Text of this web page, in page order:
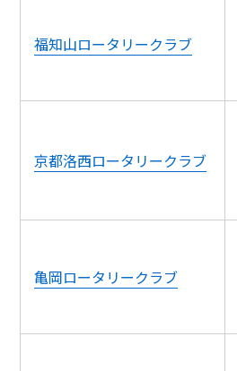
福知山ロータリークラブ
京都洛西ロータリークラブ
亀岡ロータリークラブ